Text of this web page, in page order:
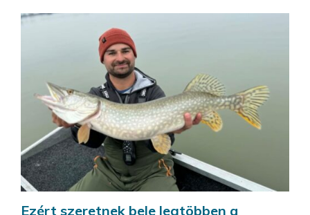
Ezért szeretnek bele legtöbben a